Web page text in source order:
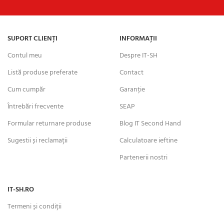
SUPORT CLIENȚI
Contul meu
Listă produse preferate
Cum cumpăr
Întrebări frecvente
Formular returnare produse
Sugestii și reclamații
INFORMAȚII
Despre IT-SH
Contact
Garanție
SEAP
Blog IT Second Hand
Calculatoare ieftine
Partenerii nostri
IT-SH.RO
Termeni și condiții